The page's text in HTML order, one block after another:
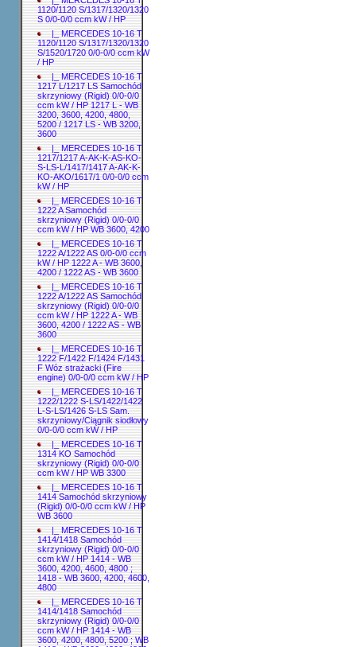
1120/1120 S/1317/1320/1320
S 0/0-0/0 ccm kW / HP
|_ MERCEDES 10-16 T
1120/1120 S/1317/1320/1320
S/1520/1720 0/0-0/0 ccm kW
/ HP
|_ MERCEDES 10-16 T
1217 L/1217 LS Samochód
skrzyniowy (Rigid) 0/0-0/0
ccm kW / HP 1217 L - WB
3200, 3600, 4200, 4800,
5200 / 1217 LS - WB 3200,
3600
|_ MERCEDES 10-16 T
1217/1217 A-AK-K-AS-KO-
S-LS-L/1417/1417 A-AK-K-
KO-AKO/1617/1 0/0-0/0 ccm
kW / HP
|_ MERCEDES 10-16 T
1222 A Samochód
skrzyniowy (Rigid) 0/0-0/0
ccm kW / HP WB 3600, 4200
|_ MERCEDES 10-16 T
1222 A/1222 AS 0/0-0/0 ccm
kW / HP 1222 A - WB 3600,
4200 / 1222 AS - WB 3600
|_ MERCEDES 10-16 T
1222 A/1222 AS Samochód
skrzyniowy (Rigid) 0/0-0/0
ccm kW / HP 1222 A - WB
3600, 4200 / 1222 AS - WB
3600
|_ MERCEDES 10-16 T
1222 F/1422 F/1424 F/1431
F Wóz strażacki (Fire
engine) 0/0-0/0 ccm kW / HP
|_ MERCEDES 10-16 T
1222/1222 S-LS/1422/1422
L-S-LS/1426 S-LS Sam.
skrzyniowy/Ciągnik siodłowy
0/0-0/0 ccm kW / HP
|_ MERCEDES 10-16 T
1314 KO Samochód
skrzyniowy (Rigid) 0/0-0/0
ccm kW / HP WB 3300
|_ MERCEDES 10-16 T
1414 Samochód skrzyniowy
(Rigid) 0/0-0/0 ccm kW / HP
WB 3600
|_ MERCEDES 10-16 T
1414/1418 Samochód
skrzyniowy (Rigid) 0/0-0/0
ccm kW / HP 1414 - WB
3600, 4200, 4600, 4800 ;
1418 - WB 3600, 4200, 4600,
4800
|_ MERCEDES 10-16 T
1414/1418 Samochód
skrzyniowy (Rigid) 0/0-0/0
ccm kW / HP 1414 - WB
3600, 4200, 4800, 5200 ; WB